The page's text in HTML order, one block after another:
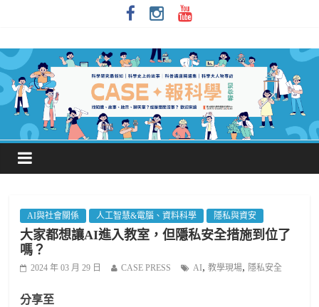
AI與社會關係 人工智慧&電腦、資料科學 隱私與資安
大家都想讓AI進入教室，但隱私安全措施到位了
嗎？
2024 年 03 月 29 日 CASE PRESS AI,教學現場, 隱私安全
分享至